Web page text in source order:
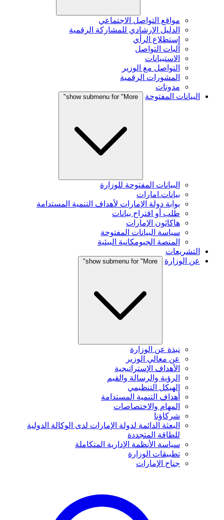
مواقع التواصل الاجتماعي
الدليل الإرشادي للمشاركة الرقمية
إستطلاع الرأي
آليات التواصل
الاستبيانات
التواصل مع الوزير
المشورات الرقمية
مدونات
البيانات المفتوحة
show submenu for "More"
البيانات المفتوحة للوزارة
بيانات.امارات
بوابة دولة الإمارات لأهداف التنمية المستدامة
طلب أو اقتراح بيانات
هاكاثون الإمارات
سياسة البيانات المفتوحة
المنصة الجيومكانية البيئية
التشريعات
عن الوزارة
show submenu for "More"
نبذة عن الوزارة
عن معالي الوزير
الأهداف الإستراتيجية
الرؤية والرسالة والقيم
الهيكل التنظيمي
أهداف التنمية المستدامة
المهام والاختصاصات
شركاؤنا
البعثة الدائمة لدولة الإمارات لدى الوكالة الدولية
للطاقة المتجددة
سياسة الأنظمة الإدارية المتكاملة
تطبيقات الوزارة
جناح الإمارات